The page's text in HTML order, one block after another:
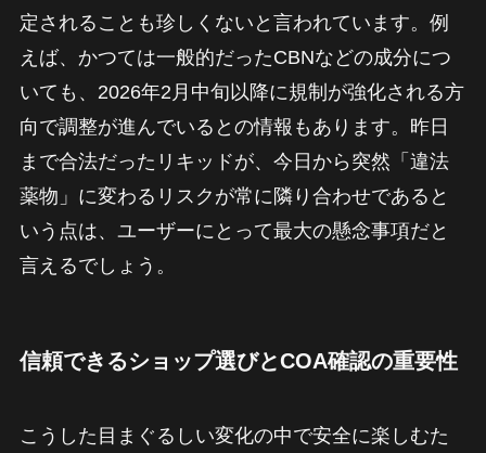
定されることも珍しくないと言われています。例
えば、かつては一般的だったCBNなどの成分につ
いても、2026年2月中旬以降に規制が強化される方
向で調整が進んでいるとの情報もあります。昨日
まで合法だったリキッドが、今日から突然「違法
薬物」に変わるリスクが常に隣り合わせであると
いう点は、ユーザーにとって最大の懸念事項だと
言えるでしょう。
信頼できるショップ選びとCOA確認の重要性
こうした目まぐるしい変化の中で安全に楽しむた